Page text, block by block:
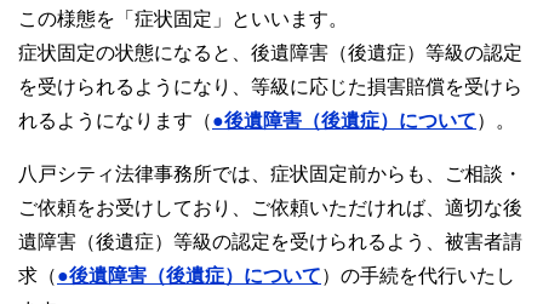
この様態を「症状固定」といいます。
症状固定の状態になると、後遺障害（後遺症）等級の認定
を受けられるようになり、等級に応じた損害賠償を受けら
れるようになります（●後遺障害（後遺症）について）。
八戸シティ法律事務所では、症状固定前からも、ご相談・
ご依頼をお受けしており、ご依頼いただければ、適切な後
遺障害（後遺症）等級の認定を受けられるよう、被害者請
求（●後遺障害（後遺症）について）の手続を代行いたし